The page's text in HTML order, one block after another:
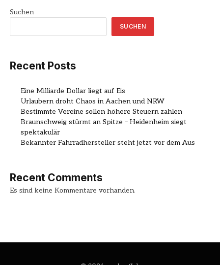
Suchen
SUCHEN
Recent Posts
Eine Milliarde Dollar liegt auf Eis
Urlaubern droht Chaos in Aachen und NRW
Bestimmte Vereine sollen höhere Steuern zahlen
Braunschweig stürmt an Spitze – Heidenheim siegt
spektakulär
Bekannter Fahrradhersteller steht jetzt vor dem Aus
Recent Comments
Es sind keine Kommentare vorhanden.